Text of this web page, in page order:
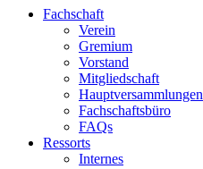
Close
Fachschaft
Verein
Gremium
Vorstand
Mitgliedschaft
Hauptversammlungen
Fachschaftsbüro
FAQs
Ressorts
Internes